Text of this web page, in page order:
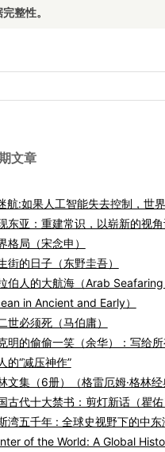
整性。
文章
航:如果人工智能失去控制，世
东亚：重建常识，以崭新的视
格局（宋念申）
街的日子（东野圭吾）
伯人的大航海（Arab
in Ancient and Early）
世必须死（马伯庸）
明的偷偷一笑（余华）：写给
的“减压神作”
文集（6册）（格雷厄姆·格林经
古代十大禁书：剪灯新话（瞿佑
湾五千年 : 全球史视野下的中
of the World: A Global